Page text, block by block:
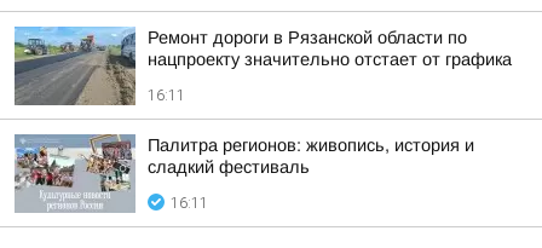
Ремонт дороги в Рязанской области по
нацпроекту значительно отстает от графика
16:11
Палитра регионов: живопись, история и
сладкий фестиваль
16:11